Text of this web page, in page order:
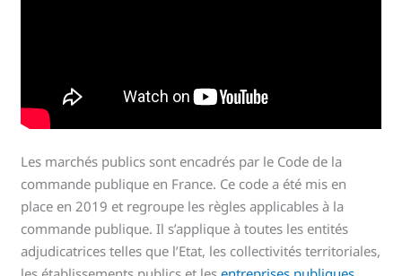
Les marchés publics sont encadrés par le Code de la
commande publique en France. Ce code a été mis en
place en 2019 et regroupe les règles applicables à la
commande publique. Il s’applique à toutes les entités
adjudicatrices telles que l’Etat, les collectivités territoriales,